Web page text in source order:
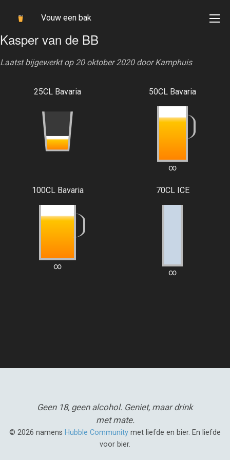
Vouw een bak
Kasper van de BB
Laatst bijgewerkt op 20 oktober 2020 doorKamphuis
25CL Bavaria 50CL Bavaria
∞
100CL Bavaria
∞
70CL ICE
∞
Geen 18, geen alcohol. Geniet, maar drink
met mate.
© 2026 namens Hubble Community met liefde en bier. En liefde
voor bier.